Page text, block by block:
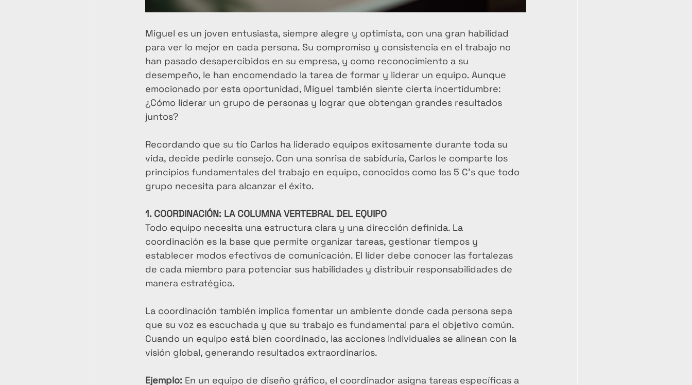
Miguel es un joven entusiasta, siempre alegre y optimista, con una gran habilidad
para ver lo mejor en cada persona. Su compromiso y consistencia en el trabajo no
han pasado desapercibidos en su empresa, y como reconocimiento a su
desempeño, le han encomendado la tarea de formar y liderar un equipo. Aunque
emocionado por esta oportunidad, Miguel también siente cierta incertidumbre:
¿Cómo liderar un grupo de personas y lograr que obtengan grandes resultados
juntos?
Recordando que su tío Carlos ha liderado equipos exitosamente durante toda su
vida, decide pedirle consejo. Con una sonrisa de sabiduría, Carlos le comparte los
principios fundamentales del trabajo en equipo, conocidos como las 5 C’s que todo
grupo necesita para alcanzar el éxito.
1. COORDINACIÓN: LA COLUMNA VERTEBRAL DEL EQUIPO
Todo equipo necesita una estructura clara y una dirección definida. La
coordinación es la base que permite organizar tareas, gestionar tiempos y
establecer modos efectivos de comunicación. El líder debe conocer las fortalezas
de cada miembro para potenciar sus habilidades y distribuir responsabilidades de
manera estratégica.
La coordinación también implica fomentar un ambiente donde cada persona sepa
que su voz es escuchada y que su trabajo es fundamental para el objetivo común.
Cuando un equipo está bien coordinado, las acciones individuales se alinean con la
visión global, generando resultados extraordinarios.
Ejemplo: En un equipo de diseño gráfico, el coordinador asigna tareas específicas a